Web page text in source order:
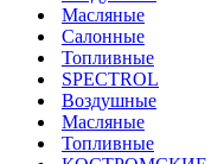
Масляные
Салонные
Топливные
SPECTROL
Воздушные
Масляные
Топливные